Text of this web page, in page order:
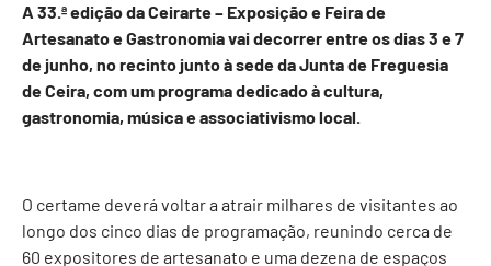
A 33.ª edição da Ceirarte – Exposição e Feira de
Artesanato e Gastronomia vai decorrer entre os dias 3 e 7
de junho, no recinto junto à sede da Junta de Freguesia
de Ceira, com um programa dedicado à cultura,
gastronomia, música e associativismo local.
O certame deverá voltar a atrair milhares de visitantes ao
longo dos cinco dias de programação, reunindo cerca de
60 expositores de artesanato e uma dezena de espaços